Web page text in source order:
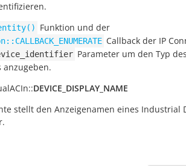
Funktion und der
Callback der IP
Parameter um den Typ
anzugeben.
::DEVICE_DISPLAY_NAME
stellt den Anzeigenamen eines Industrial